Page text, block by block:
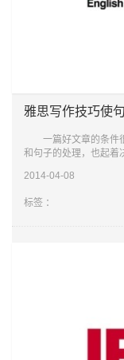
雅思写作技巧使
一篇好文章的条件很
和句子的处理，也起
果全篇充
2014-04-08
标签 ：